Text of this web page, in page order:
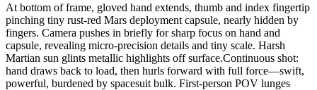
At bottom of frame, gloved hand extends, thumb and index fingertip
pinching tiny rust-red Mars deployment capsule, nearly hidden by
fingers. Camera pushes in briefly for sharp focus on hand and
capsule, revealing micro-precision details and tiny scale. Harsh
Martian sun glints metallic highlights off surface.Continuous shot:
hand draws back to load, then hurls forward with full force—swift,
powerful, burdened by spacesuit bulk. First-person POV lunges